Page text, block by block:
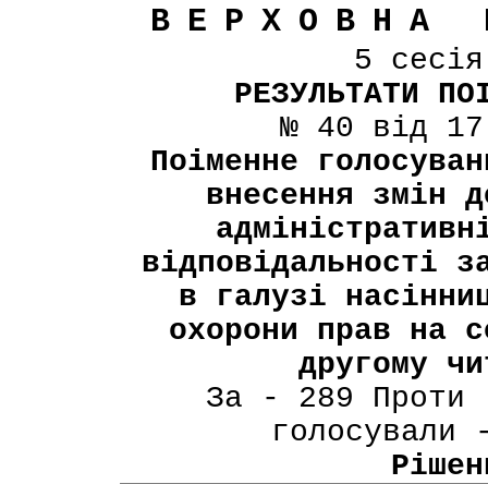
ВЕРХОВНА
5
РЕЗУЛЬТАТИ
№ 40 від
Поіменне
внесення змін
відповідальності
в галузі
охорони прав на
другому
За - 289 Проти